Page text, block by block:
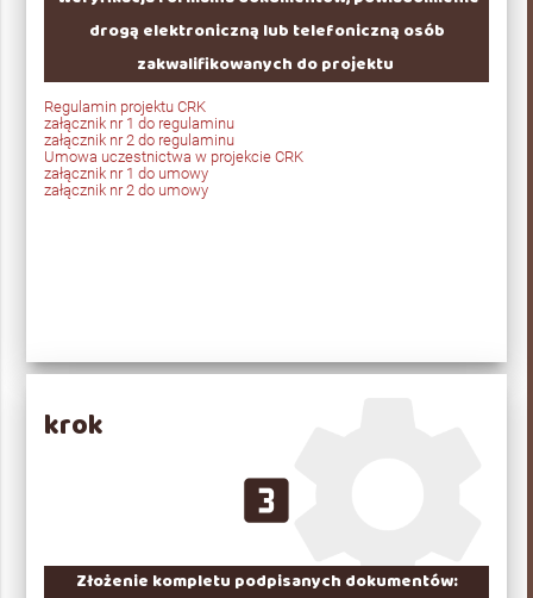
drogą elektroniczną lub telefoniczną osób
zakwalifikowanych do projektu
Regulamin projektu CRK
załącznik nr 1 do regulaminu
załącznik nr 2 do regulaminu
Umowa uczestnictwa w projekcie CRK
załącznik nr 1 do umowy
załącznik nr 2 do umowy
krok
looks_3
Złożenie kompletu podpisanych dokumentów: